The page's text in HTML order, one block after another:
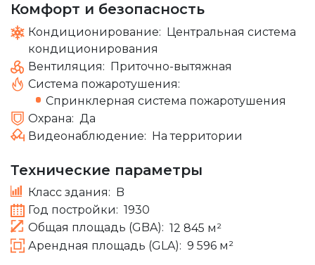
Комфорт и безопасность
Кондиционирование:
Центральная система
кондиционирования
Вентиляция: Приточно-вытяжная
Система пожаротушения:
Спринклерная система пожаротушения
Охрана: Да
Видеонаблюдение: На территории
Технические параметры
Класс здания:
B
Год постройки: 1930
Общая площадь (GBA): 12 845 м²
Арендная площадь (GLA): 9 596 м²